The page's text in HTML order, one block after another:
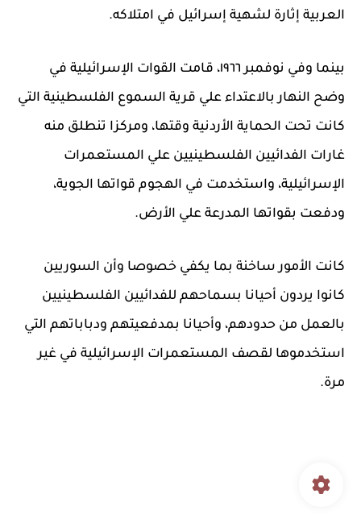
العربية إثارة لشهية إسرائيل في امتلاكه.
بينما وفي نوفمبر ١٩٦٦، قامت القوات الإسرائيلية في
وضح النهار بالاعتداء علي قرية السموع الفلسطينية التي
كانت تحت الحماية الأردنية وقتها، ومركزا تنطلق منه
غارات الفدائيين الفلسطينيين علي المستعمرات
الإسرائيلية، واستخدمت في الهجوم قواتها الجوية،
ودفعت بقواتها المدرعة علي الأرض.
كانت الأمور ساخنة بما يكفي خصوصا وأن السوريين
كانوا يردون أحيانا بسماحهم للفدائيين الفلسطينيين
بالعمل من حدودهم، وأحيانا بمدفعيتهم ودباباتهم التي
استخدموها لقصف المستعمرات الإسرائيلية في غير
مرة.